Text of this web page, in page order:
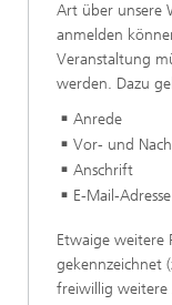
Art über unsere
anmelden
Veranstaltung
werden. Dazu
Anrede
Vor- und
Anschrift
E-Mail-Adresse
Etwaige weitere
gekennzeichnet
freiwillig